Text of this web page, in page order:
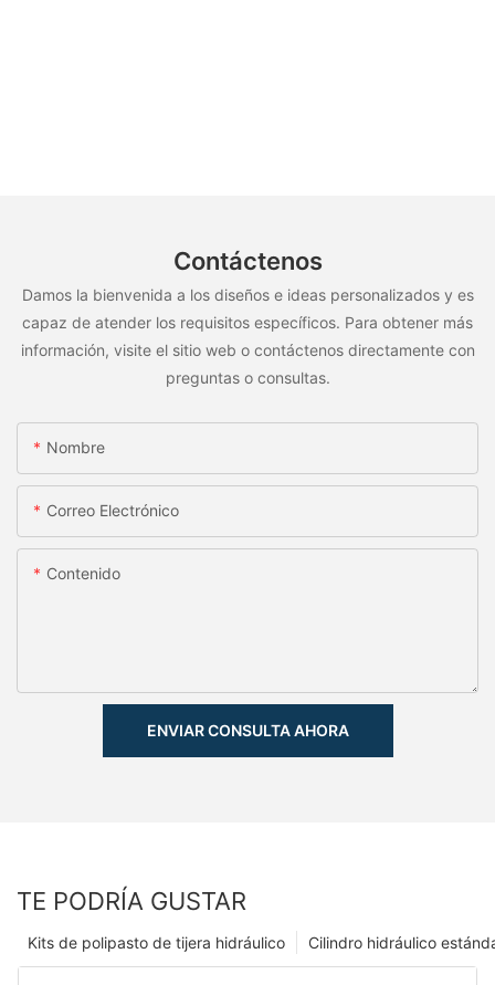
Contáctenos
Damos la bienvenida a los diseños e ideas personalizados y es
capaz de atender los requisitos específicos. Para obtener más
información, visite el sitio web o contáctenos directamente con
preguntas o consultas.
Nombre
Correo Electrónico
Contenido
ENVIAR CONSULTA AHORA
TE PODRÍA GUSTAR
Cilindro hidráulico
Kits de polipasto de tijera hidráulico